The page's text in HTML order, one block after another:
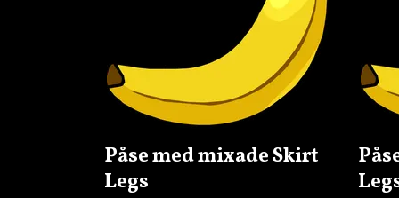
Påse med mixade Skirt
Legs